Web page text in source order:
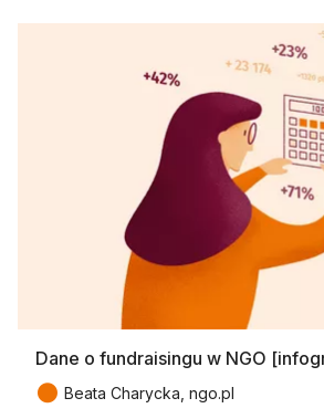
Dane o fundraisingu w NGO
● Beata Charycka, ngo.pl